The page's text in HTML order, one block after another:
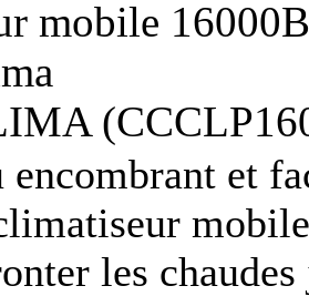
mobile
encombrant et
les